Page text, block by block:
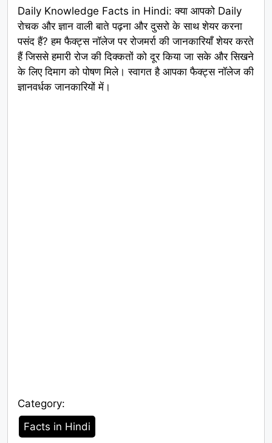
Daily Knowledge Facts in Hindi: क्या आपको Daily
रोचक और ज्ञान वाली बाते पढ़ना और दुसरो के साथ शेयर करना
पसंद हैं? हम फैक्ट्स नॉलेज पर रोजमर्रा की जानकारियाँ शेयर करते
हैं जिससे हमारी रोज की दिक्कतों को दूर किया जा सके और सिखने
के लिए दिमाग को पोषण मिले। स्वागत है आपका फैक्ट्स नॉलेज की
ज्ञानवर्धक जानकारियों में।
Category:
Category
Facts in Hindi